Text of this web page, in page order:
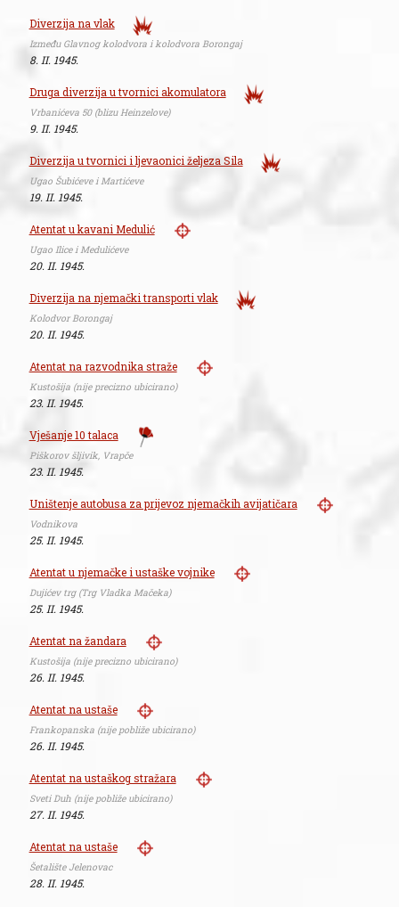
Diverzija na vlak
Između Glavnog kolodvora i kolodvora Borongaj
8. II. 1945.
Druga diverzija u tvornici akomulatora
Vrbanićeva 50 (blizu Heinzelove)
9. II. 1945.
Diverzija u tvornici i ljevaonici željeza Sila
Ugao Šubićeve i Martićeve
19. II. 1945.
Atentat u kavani Medulić
Ugao Ilice i Medulićeve
20. II. 1945.
Diverzija na njemački transporti vlak
Kolodvor Borongaj
20. II. 1945.
Atentat na razvodnika straže
Kustošija (nije precizno ubicirano)
23. II. 1945.
Vješanje 10 talaca
Piškorov šljivik, Vrapče
23. II. 1945.
Uništenje autobusa za prijevoz njemačkih avijatičara
Vodnikova
25. II. 1945.
Atentat u njemačke i ustaške vojnike
Dujićev trg (Trg Vladka Mačeka)
25. II. 1945.
Atentat na žandara
Kustošija (nije precizno ubicirano)
26. II. 1945.
Atentat na ustaše
Frankopanska (nije pobliže ubicirano)
26. II. 1945.
Atentat na ustaškog stražara
Sveti Duh (nije pobliže ubicirano)
27. II. 1945.
Atentat na ustaše
Šetalište Jelenovac
28. II. 1945.